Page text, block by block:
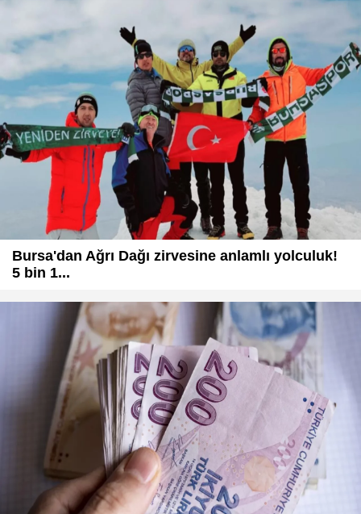
Bursa'dan Ağrı Dağı zirvesine anlamlı yolculuk!
5 bin 1...